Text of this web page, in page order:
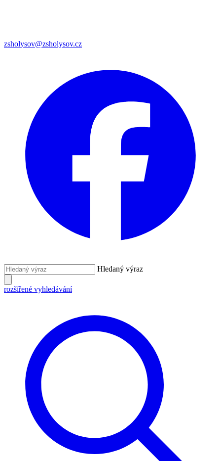
zsholysov@zsholysov.cz
Hledaný výraz
rozšířené vyhledávání